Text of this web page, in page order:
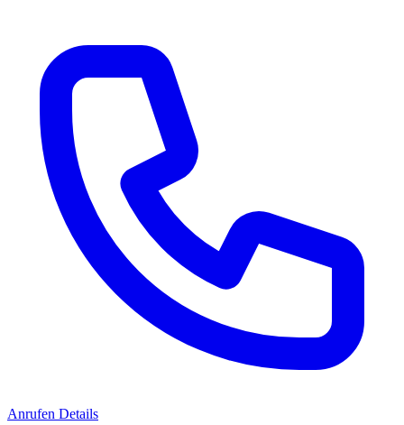
Anrufen Details